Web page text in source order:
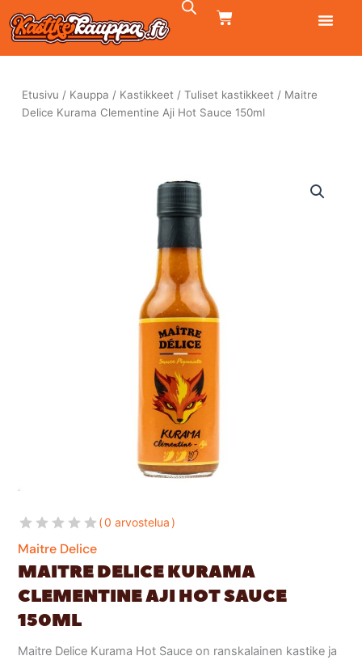
Siirry
sisältöön
CART
Etusivu / Kauppa / Kastikkeet/ Tuliset kastikkeet/ Maitre
Delice Kurama Clementine Aji Hot Sauce 150ml
0 arvostelua
Maitre Delice
MAITRE DELICE KURAMA
CLEMENTINE AJI HOT SAUCE
150ML
Maitre Delice Kurama Hot Sauce on ranskalainen kastike ja